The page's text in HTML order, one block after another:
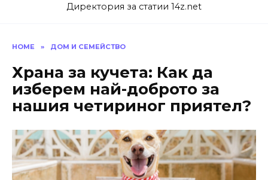
Директория за статии 14z.net
HOME » ДОМ И СЕМЕЙСТВО
Храна за кучета: Как да
изберем най-доброто за
нашия четириног приятел?